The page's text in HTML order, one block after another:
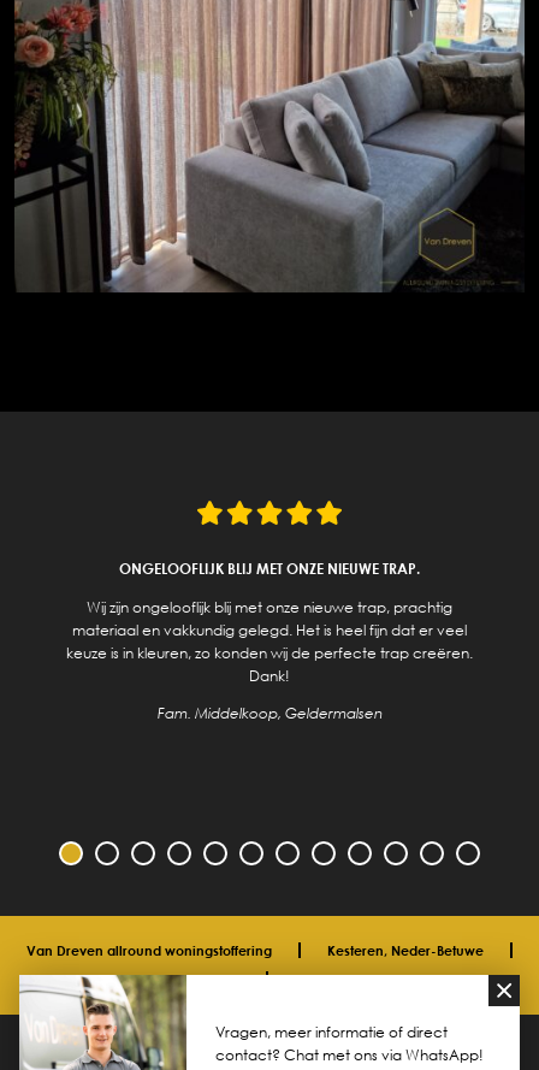
ONGELOOFLIJK BLIJ MET ONZE NIEUWE TRAP.
Wij zijn ongelooflijk blij met onze nieuwe trap, prachtig
materiaal en vakkundig gelegd. Het is heel fijn dat er veel
keuze is in kleuren, zo konden wij de perfecte trap creëren.
Dank!
Fam. Middelkoop, Geldermalsen
Van Dreven allround woningstoffering
Kesteren, Neder-Betuwe
06 33 40 00 91
info@vdreven.com
© 2026 Van Dreven allround woningstoffering
Privacyverklaring
Vragen, meer informatie of direct
contact? Chat met ons via WhatsApp!